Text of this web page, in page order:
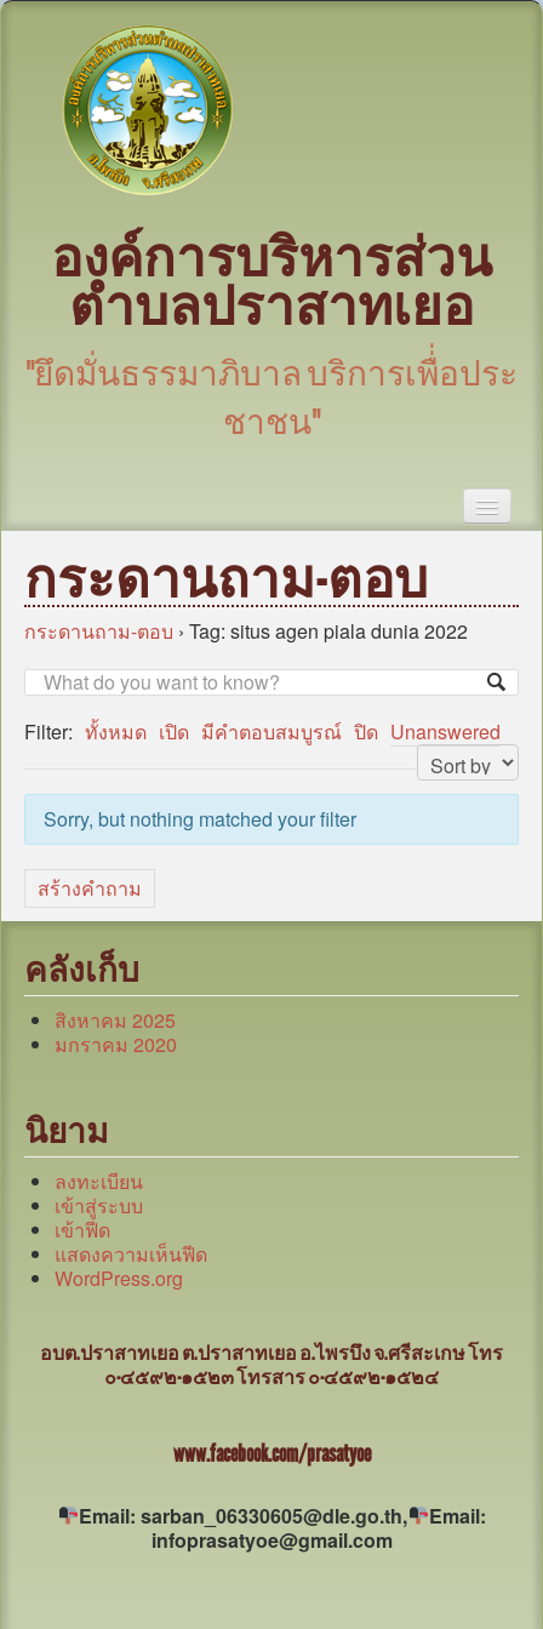
องค์การบริหารส่วน
ตำบลปราสาทเยอ
"ยึดมั่นธรรมาภิบาล บริการเพื่่อประ
ชาชน"
บุคลากร
ข้อมูลหน่วยงาน
กฎหมาย/ระเบียบ/คู่มือ
ภารกิจ/กิจกรรม
มาตรการป้องกันการทุจริต
หน่วยตรวจสอบภายใน
ศูนย์บริการร่วม (Oss)
แบบประเมินความพึงพอใจ
กระดานถาม-ตอบ
ITA
กระดานถาม-ตอบ
กระดานถาม-ตอบ › Tag: situs agen piala dunia 2022
Filter: ทั้งหมด เปิด มีคำตอบสมบูรณ์ ปิด Unanswered
Sorry, but nothing matched your filter
สร้างคำถาม
คลังเก็บ
สิงหาคม 2025
มกราคม 2020
นิยาม
ลงทะเบียน
เข้าสู่ระบบ
เข้าฟีด
แสดงความเห็นฟีด
WordPress.org
อบต.ปราสาทเยอ ต.ปราสาทเยอ อ.ไพรบึง จ.ศรีสะเกษโทร
๐-๔๕๙๒-๑๕๒๓ โทรสาร ๐-๔๕๙๒-๑๕๒๔
www.facebook.com/prasatyoe
Email: sarban_06330605@dle.go.th,
Email:
infoprasatyoe@gmail.com